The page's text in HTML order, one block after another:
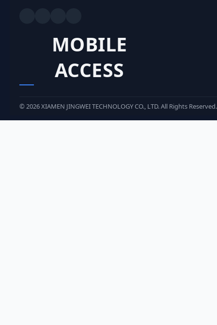
MOBILE
ACCESS
© 2026XIAMEN JINGWEI TECHNOLOGY CO., LTD. All Rights Reserved.